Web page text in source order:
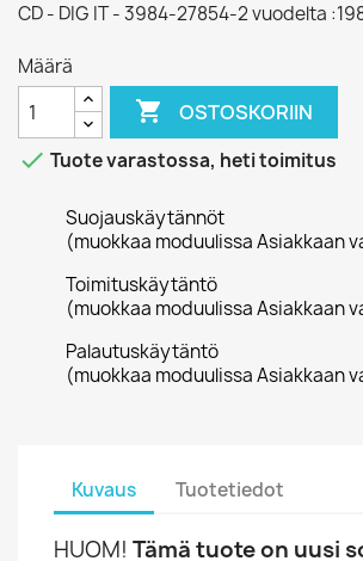
CD - DIG IT - 3984-27854-2 vuodelta
Määrä
 OSTOSKORIIN
 Tuote varastossa, heti toimitus
Suojauskäytännöt
(muokkaa moduulissa Asiakkaan
Toimituskäytäntö
(muokkaa moduulissa Asiakkaan
Palautuskäytäntö
(muokkaa moduulissa Asiakkaan
Kuvaus Tuotetiedot
HUOM! Tämä tuote on uusi